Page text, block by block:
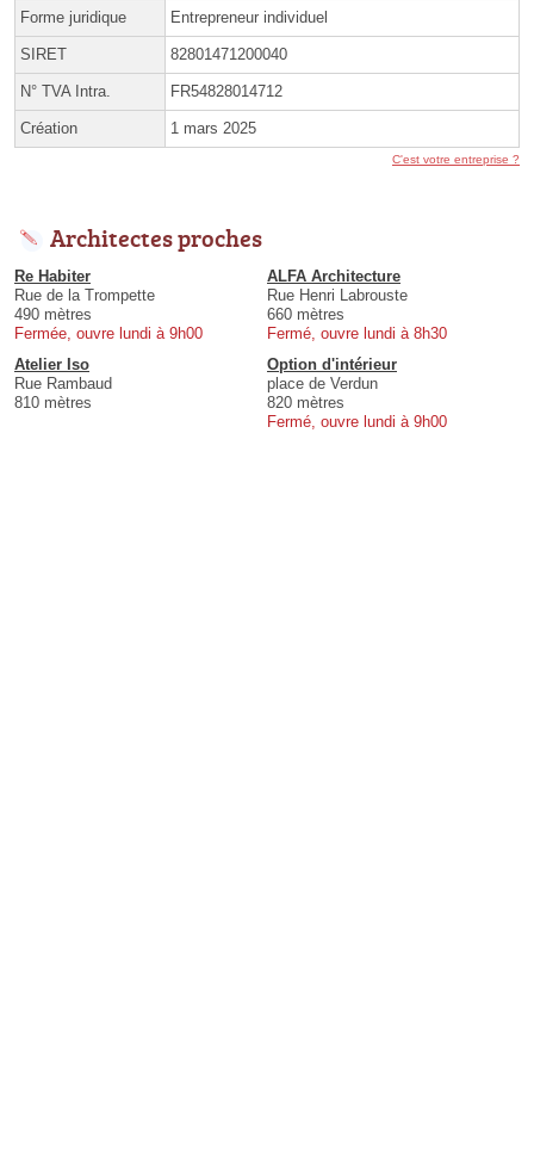
Forme juridique Entrepreneur individuel
SIRET 82801471200040
N° TVA Intra. FR54828014712
Création 1 mars 2025
C'est votre entreprise ?
Architectes proches
Re Habiter
Rue de la Trompette
490 mètres
Fermée, ouvre lundi à 9h00
ALFA Architecture
Rue Henri Labrouste
660 mètres
Fermé, ouvre lundi à 8h30
Atelier Iso
Rue Rambaud
810 mètres
Option d'intérieur
place de Verdun
820 mètres
Fermé, ouvre lundi à 9h00